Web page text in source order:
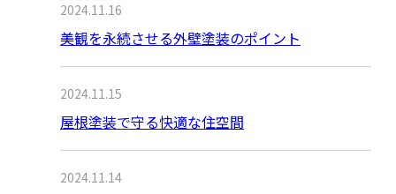
2024.11.16
美観を永続させる外壁塗装のポイント
2024.11.15
屋根塗装で守る快適な住空間
2024.11.14